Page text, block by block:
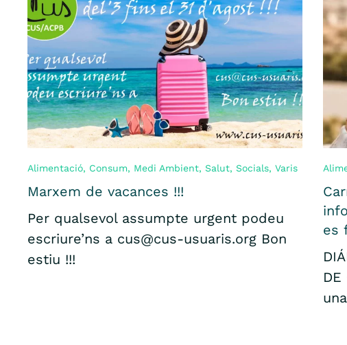
Alimentació, Consum, Medi Ambient, Salut, Socials, Varis
Marxem de vacances !!!
Per qualsevol assumpte urgent podeu
escriure’ns a cus@cus-usuaris.org Bon
estiu !!!
es
DE